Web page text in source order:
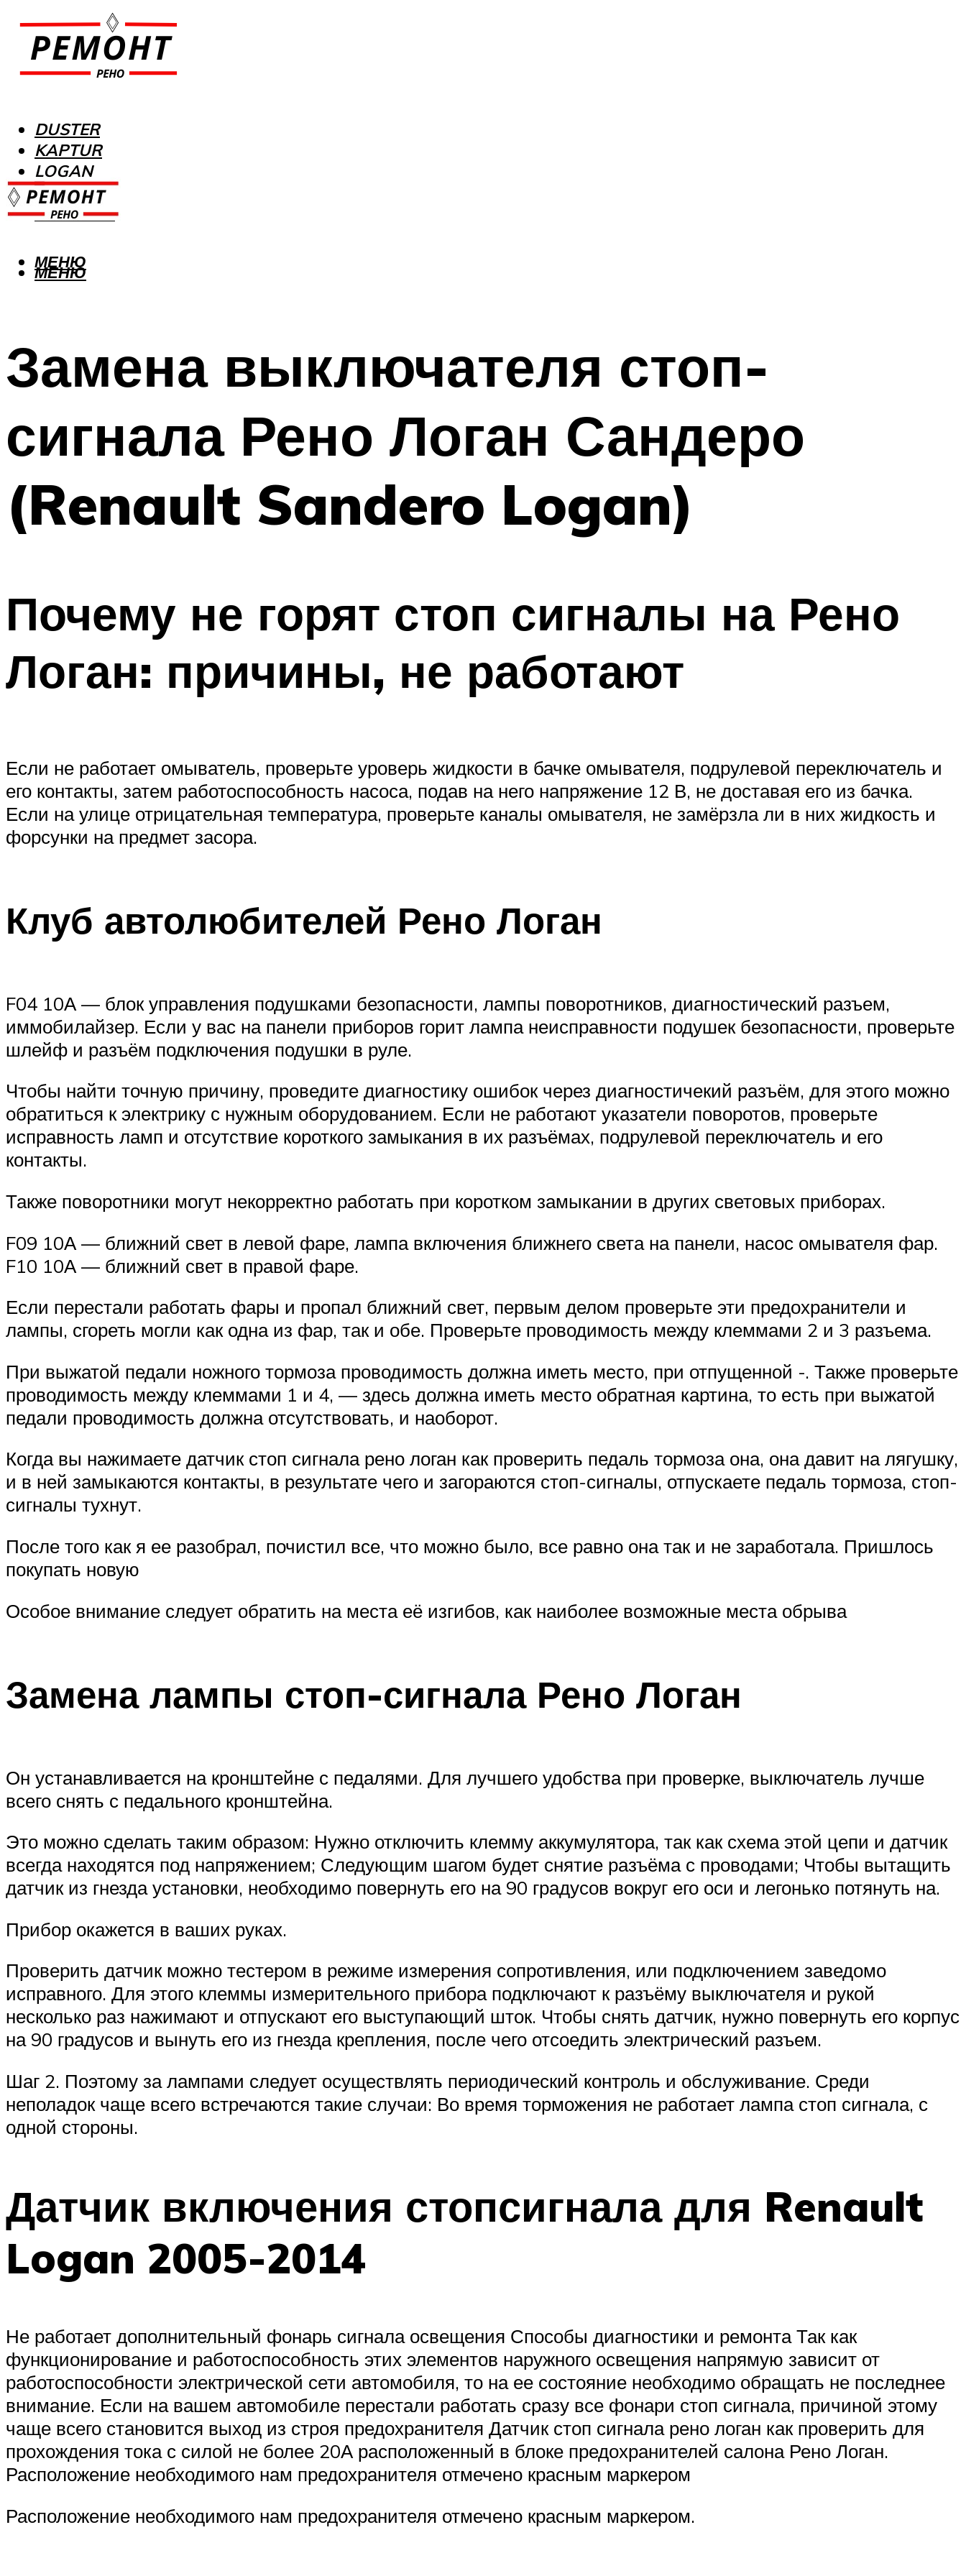
DUSTER
KAPTUR
LOGAN
MEGANE
SANDERO
МЕНЮ
МЕНЮ
Замена выключателя стоп-
сигнала Рено Логан Сандеро
(Renault Sandero Logan)
Почему не горят стоп сигналы на Рено
Логан: причины, не работают
Если не работает омыватель, проверьте уроверь жидкости в бачке омывателя, подрулевой переключатель и
его контакты, затем работоспособность насоса, подав на него напряжение 12 В, не доставая его из бачка.
Если на улице отрицательная температура, проверьте каналы омывателя, не замёрзла ли в них жидкость и
форсунки на предмет засора.
Клуб автолюбителей Рено Логан
F04 10А — блок управления подушками безопасности, лампы поворотников, диагностический разъем,
иммобилайзер. Если у вас на панели приборов горит лампа неисправности подушек безопасности, проверьте
шлейф и разъём подключения подушки в руле.
Чтобы найти точную причину, проведите диагностику ошибок через диагностичекий разъём, для этого можно
обратиться к электрику с нужным оборудованием. Если не работают указатели поворотов, проверьте
исправность ламп и отсутствие короткого замыкания в их разъёмах, подрулевой переключатель и его
контакты.
Также поворотники могут некорректно работать при коротком замыкании в других световых приборах.
F09 10А — ближний свет в левой фаре, лампа включения ближнего света на панели, насос омывателя фар.
F10 10А — ближний свет в правой фаре.
Если перестали работать фары и пропал ближний свет, первым делом проверьте эти предохранители и
лампы, сгореть могли как одна из фар, так и обе. Проверьте проводимость между клеммами 2 и 3 разъема.
При выжатой педали ножного тормоза проводимость должна иметь место, при отпущенной -. Также проверьте
проводимость между клеммами 1 и 4, — здесь должна иметь место обратная картина, то есть при выжатой
педали проводимость должна отсутствовать, и наоборот.
Когда вы нажимаете датчик стоп сигнала рено логан как проверить педаль тормоза она, она давит на лягушку,
и в ней замыкаются контакты, в результате чего и загораются стоп-сигналы, отпускаете педаль тормоза, стоп-
сигналы тухнут.
После того как я ее разобрал, почистил все, что можно было, все равно она так и не заработала. Пришлось
покупать новую
Особое внимание следует обратить на места её изгибов, как наиболее возможные места обрыва
Замена лампы стоп-сигнала Рено Логан
Он устанавливается на кронштейне с педалями. Для лучшего удобства при проверке, выключатель лучше
всего снять с педального кронштейна.
Это можно сделать таким образом: Нужно отключить клемму аккумулятора, так как схема этой цепи и датчик
всегда находятся под напряжением; Следующим шагом будет снятие разъёма с проводами; Чтобы вытащить
датчик из гнезда установки, необходимо повернуть его на 90 градусов вокруг его оси и легонько потянуть на.
Прибор окажется в ваших руках.
Проверить датчик можно тестером в режиме измерения сопротивления, или подключением заведомо
исправного. Для этого клеммы измерительного прибора подключают к разъёму выключателя и рукой
несколько раз нажимают и отпускают его выступающий шток. Чтобы снять датчик, нужно повернуть его корпус
на 90 градусов и вынуть его из гнезда крепления, после чего отсоедить электрический разъем.
Шаг 2. Поэтому за лампами следует осуществлять периодический контроль и обслуживание. Среди
неполадок чаще всего встречаются такие случаи: Во время торможения не работает лампа стоп сигнала, с
одной стороны.
Датчик включения стопсигнала для Renault
Logan 2005-2014
Не работает дополнительный фонарь сигнала освещения Способы диагностики и ремонта Так как
функционирование и работоспособность этих элементов наружного освещения напрямую зависит от
работоспособности электрической сети автомобиля, то на ее состояние необходимо обращать не последнее
внимание. Если на вашем автомобиле перестали работать сразу все фонари стоп сигнала, причиной этому
чаще всего становится выход из строя предохранителя Датчик стоп сигнала рено логан как проверить для
прохождения тока с силой не более 20А расположенный в блоке предохранителей салона Рено Логан.
Расположение необходимого нам предохранителя отмечено красным маркером
Расположение необходимого нам предохранителя отмечено красным маркером.